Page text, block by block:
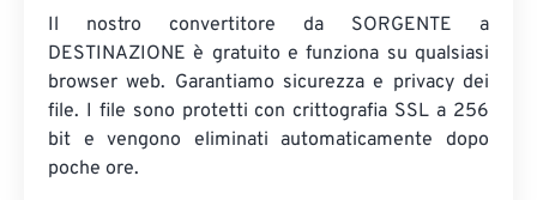
Il nostro convertitore da SORGENTE a
DESTINAZIONE è gratuito e funziona su qualsiasi
browser web. Garantiamo sicurezza e privacy dei
file. I file sono protetti con crittografia SSL a 256
bit e vengono eliminati automaticamente dopo
poche ore.